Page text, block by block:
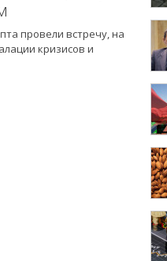
провели встречу, на
кризисов и